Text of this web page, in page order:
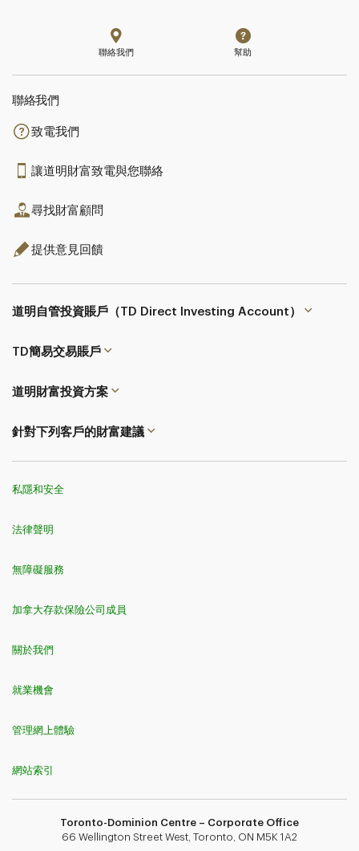
聯絡我們 幫助
聯絡我們
致電我們
讓道明財富致電與您聯絡
尋找財富顧問
提供意見回饋
道明自管投資賬戶（TD Direct Investing Account）
TD簡易交易賬戶
道明財富投資方案
針對下列客戶的財富建議
私隱和安全
法律聲明
無障礙服務
加拿大存款保險公司成員
關於我們
就業機會
管理網上體驗
網站索引
Toronto-Dominion Centre – Corporate Office
66 Wellington Street West, Toronto, ON M5K 1A2